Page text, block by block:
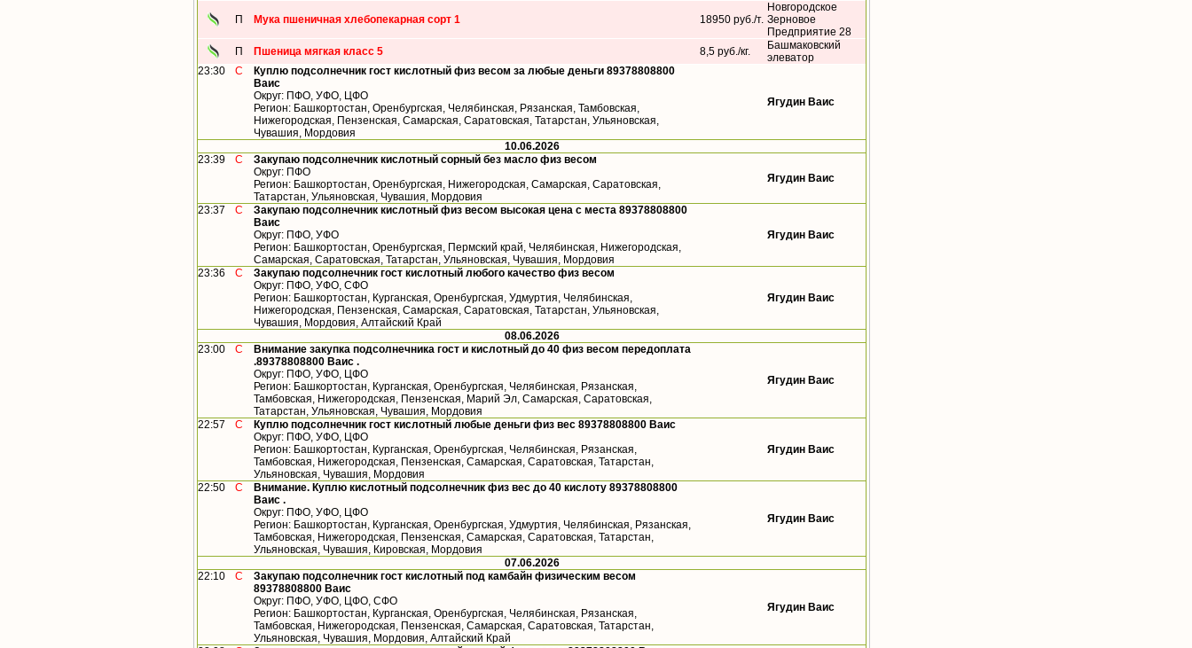
П Мука пшеничная хлебопекарная сорт 1 18950 руб./т.
Новгородское
Зерновое
Предприятие 28
П
Пшеница мягкая класс 5 8,5 руб./кг.
Башмаковский
элеватор
23:30
С
Куплю подсолнечник гост кислотный физ весом за любые деньги 89378808800
Ваис
Округ: ПФО, УФО, ЦФО
Регион: Башкортостан, Оренбургская, Челябинская, Рязанская, Тамбовская,
Нижегородская, Пензенская, Самарская, Саратовская, Татарстан, Ульяновская,
Чувашия, Мордовия
Ягудин Ваис
10.06.2026
23:39
С
Закупаю подсолнечник кислотный сорный без масло физ весом
Округ: ПФО
Регион: Башкортостан, Оренбургская, Нижегородская, Самарская, Саратовская,
Татарстан, Ульяновская, Чувашия, Мордовия
Ягудин Ваис
23:37 С
Закупаю подсолнечник кислотный физ весом высокая цена с места 89378808800
Ваис
Округ: ПФО, УФО
Регион: Башкортостан, Оренбургская, Пермский край, Челябинская, Нижегородская,
Самарская, Саратовская, Татарстан, Ульяновская, Чувашия, Мордовия
Ягудин Ваис
23:36 С
Закупаю подсолнечник гост кислотный любого качество физ весом
Округ: ПФО, УФО, СФО
Регион: Башкортостан, Курганская, Оренбургская, Удмуртия, Челябинская,
Нижегородская, Пензенская, Самарская, Саратовская, Татарстан, Ульяновская,
Чувашия, Мордовия, Алтайский Край
Ягудин Ваис
08.06.2026
23:00
С
Внимание закупка подсолнечника гост и кислотный до 40 физ весом передоплата
.89378808800 Ваис .
Округ: ПФО, УФО, ЦФО
Регион: Башкортостан, Курганская, Оренбургская, Челябинская, Рязанская,
Тамбовская, Нижегородская, Пензенская, Марий Эл, Самарская, Саратовская,
Татарстан, Ульяновская, Чувашия, Мордовия
Ягудин Ваис
22:57 С
Куплю подсолнечник гост кислотный любые деньги физ вес 89378808800 Ваис
Округ: ПФО, УФО, ЦФО
Регион: Башкортостан, Курганская, Оренбургская, Челябинская, Рязанская,
Тамбовская, Нижегородская, Пензенская, Самарская, Саратовская, Татарстан,
Ульяновская, Чувашия, Мордовия
Ягудин Ваис
22:50 С
Внимание. Куплю кислотный подсолнечник физ вес до 40 кислоту 89378808800
Ваис .
Округ: ПФО, УФО, ЦФО
Регион: Башкортостан, Курганская, Оренбургская, Удмуртия, Челябинская, Рязанская,
Тамбовская, Нижегородская, Пензенская, Самарская, Саратовская, Татарстан,
Ульяновская, Чувашия, Кировская, Мордовия
Ягудин Ваис
07.06.2026
22:10
С
Закупаю подсолнечник гост кислотный под камбайн физическим весом
89378808800 Ваис
Округ: ПФО, УФО, ЦФО, СФО
Регион: Башкортостан, Курганская, Оренбургская, Челябинская, Рязанская,
Тамбовская, Нижегородская, Пензенская, Самарская, Саратовская, Татарстан,
Ульяновская, Чувашия, Мордовия, Алтайский Край
Ягудин Ваис